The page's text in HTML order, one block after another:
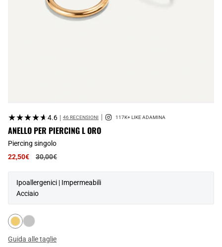
★★★★★
★★★★★4.6 | 46 RECENSIONI
ANELLO PER PIERCING L ORO
Piercing singolo
22,50€
Prezzo
30,00€
Ipoallergenici | Impermeabili
Acciaio
Guida alle taglie